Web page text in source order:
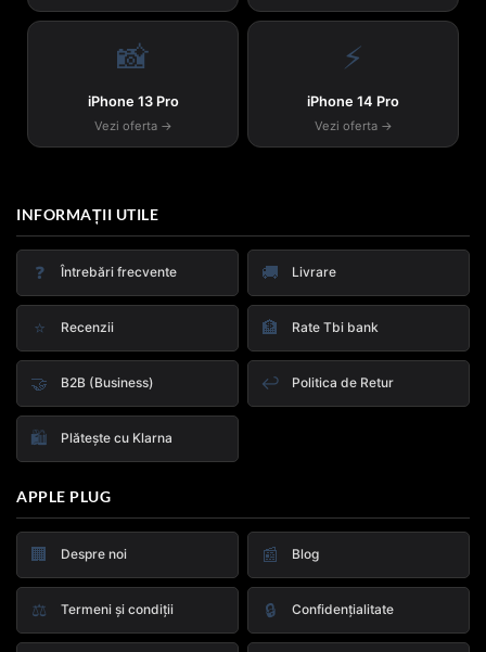
📸
iPhone 13 Pro
Vezi oferta →
⚡
iPhone 14 Pro
Vezi oferta →
INFORMAȚII UTILE
❓ Întrebări frecvente 🚚 Livrare
⭐ Recenzii 🏦 Rate Tbi bank
🤝 B2B (Business) ↩️ Politica de Retur
🛍️ Plătește cu Klarna
APPLE PLUG
🏢 Despre noi 📰 Blog
⚖️ Termeni și condiții 🔒 Confidențialitate